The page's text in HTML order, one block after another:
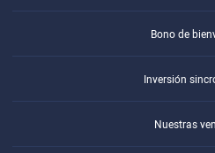
Bono de
Inversión
Nuestras